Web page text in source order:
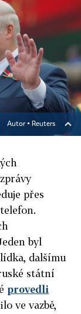
Autor ▪ Reuters
přes
byl
dalšímu
státní
provedli
ve vazbě,